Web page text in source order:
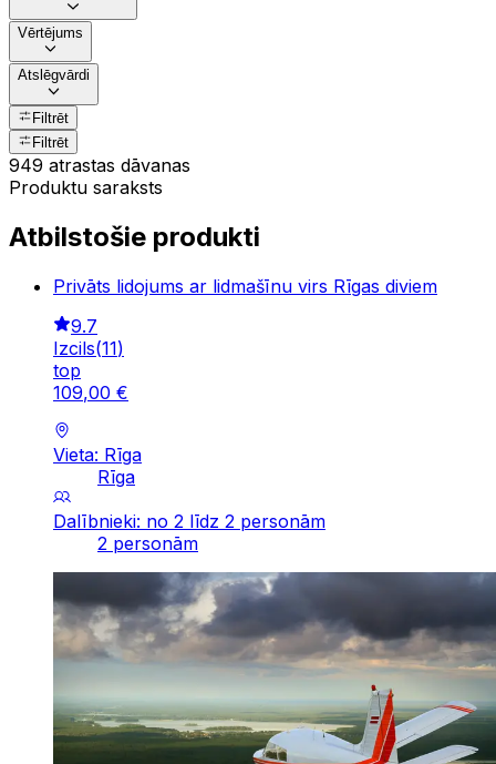
Vērtējums
Atslēgvārdi
Filtrēt
Filtrēt
949 atrastas dāvanas
Produktu saraksts
Atbilstošie produkti
Privāts lidojums ar lidmašīnu virs Rīgas diviem
9.7
Izcils(11)
top
109,00 €
Vieta: Rīga
Rīga
Dalībnieki: no 2 līdz 2 personām
2 personām